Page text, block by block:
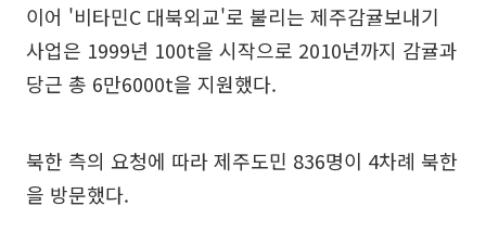
이어 '비타민C 대북외교'로 불리는 제주감귤보내기
사업은 1999년 100t을 시작으로 2010년까지 감귤과
당근 총 6만6000t을 지원했다.
북한 측의 요청에 따라 제주도민 836명이 4차례 북한
을 방문했다.